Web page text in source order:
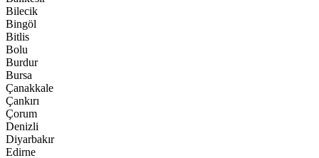
Bilecik
Bingöl
Bitlis
Bolu
Burdur
Bursa
Çanakkale
Çankırı
Çorum
Denizli
Diyarbakır
Edirne